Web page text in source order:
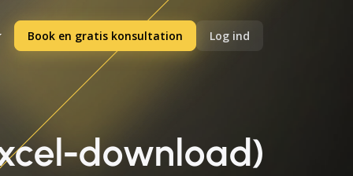
Book en gratis konsultation Log ind
download)